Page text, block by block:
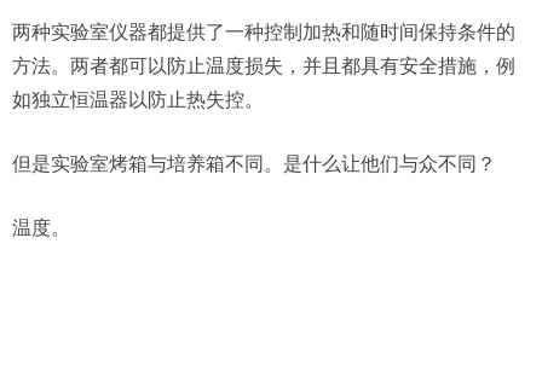
两种实验室仪器都提供了一种控制加热和随时间保持条件的
方法。两者都可以防止温度损失，并且都具有安全措施，例
如独立恒温器以防止热失控。
但是实验室烤箱与培养箱不同。是什么让他们与众不同？
温度。